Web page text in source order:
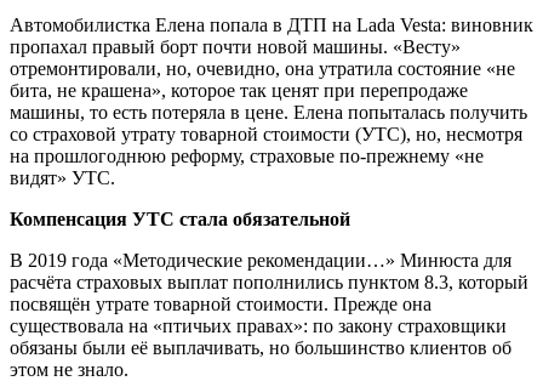
Автомобилистка Елена попала в ДТП на Lada Vesta: виновник
пропахал правый борт почти новой машины. «Весту»
отремонтировали, но, очевидно, она утратила состояние «не
бита, не крашена», которое так ценят при перепродаже
машины, то есть потеряла в цене. Елена попыталась получить
со страховой утрату товарной стоимости (УТС), но, несмотря
на прошлогоднюю реформу, страховые по-прежнему «не
видят» УТС.
Компенсация УТС стала обязательной
В 2019 года «Методические рекомендации…» Минюста для
расчёта страховых выплат пополнились пунктом 8.3, который
посвящён утрате товарной стоимости. Прежде она
существовала на «птичьих правах»: по закону страховщики
обязаны были её выплачивать, но большинство клиентов об
этом не знало.